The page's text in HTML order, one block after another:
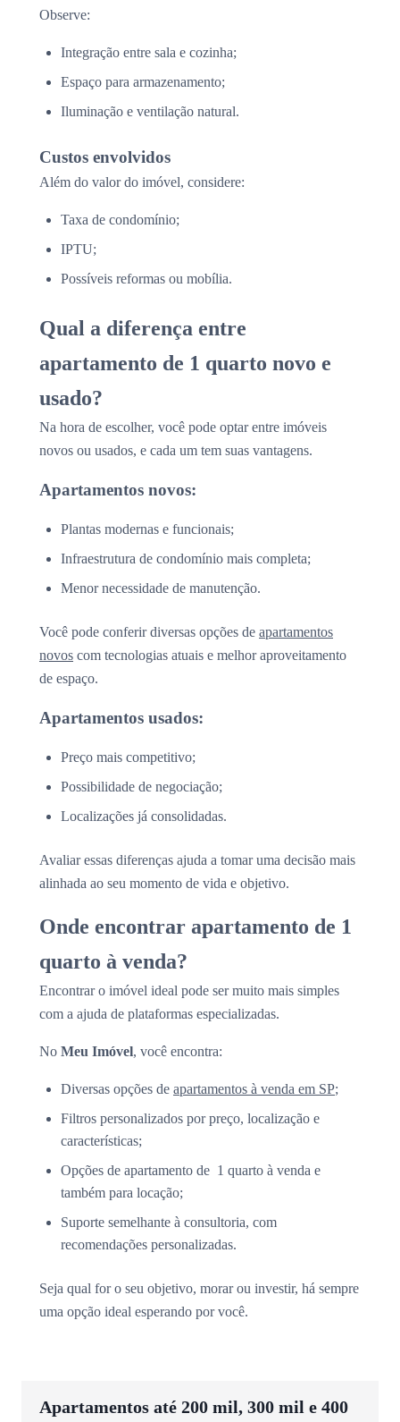
Observe:
Integração entre sala e cozinha;
Espaço para armazenamento;
Iluminação e ventilação natural.
Custos envolvidos
Além do valor do imóvel, considere:
Taxa de condomínio;
IPTU;
Possíveis reformas ou mobília.
Qual a diferença entre
apartamento de 1 quarto novo e
usado?
Na hora de escolher, você pode optar entre imóveis
novos ou usados, e cada um tem suas vantagens.
Apartamentos novos:
Plantas modernas e funcionais;
Infraestrutura de condomínio mais completa;
Menor necessidade de manutenção.
Você pode conferir diversas opções de apartamentos
novos com tecnologias atuais e melhor aproveitamento
de espaço.
Apartamentos usados:
Preço mais competitivo;
Possibilidade de negociação;
Localizações já consolidadas.
Avaliar essas diferenças ajuda a tomar uma decisão mais
alinhada ao seu momento de vida e objetivo.
Onde encontrar apartamento de 1
quarto à venda?
Encontrar o imóvel ideal pode ser muito mais simples
com a ajuda de plataformas especializadas.
No Meu Imóvel, você encontra:
Diversas opções de apartamentos à venda em SP;
Filtros personalizados por preço, localização e
características;
Opções de apartamento de 1 quarto à venda e
também para locação;
Suporte semelhante à consultoria, com
recomendações personalizadas.
Seja qual for o seu objetivo, morar ou investir, há sempre
uma opção ideal esperando por você.
Apartamentos até 200 mil, 300 mil e 400